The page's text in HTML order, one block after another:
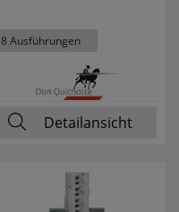
8 Ausführungen
Detailansicht